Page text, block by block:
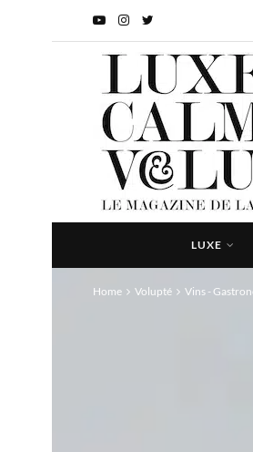
LUXE
Home Volupté Vins -